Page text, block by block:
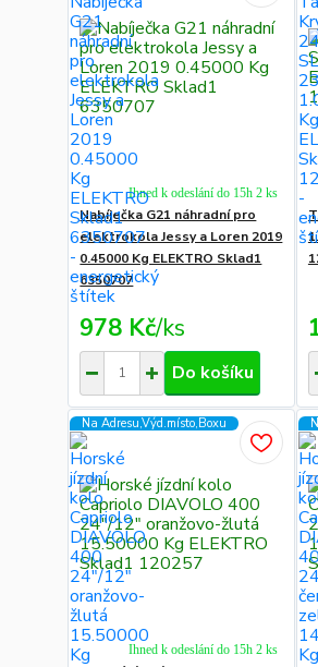
Nabíječka G21 náhradní pro
elektrokola Jessy a Loren 2019
0.45000 Kg ELEKTRO Sklad1
6350707
978 Kč/ks
Ihned k odeslání do 15h 2 ks
Do košíku
Na Adresu,Výd.místo,Boxu
Ihned k odeslání do 15h 2 ks